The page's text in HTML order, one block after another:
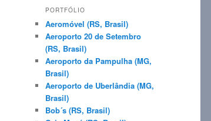
q
i
s
a
r
PORTFÓLIO
Aeromóvel (RS, Brasil)
Aeroporto 20 de Setembro
(RS, Brasil)
Aeroporto da Pampulha (MG,
Brasil)
Aeroporto de Uberlândia (MG,
Brasil)
Bob´s (RS, Brasil)